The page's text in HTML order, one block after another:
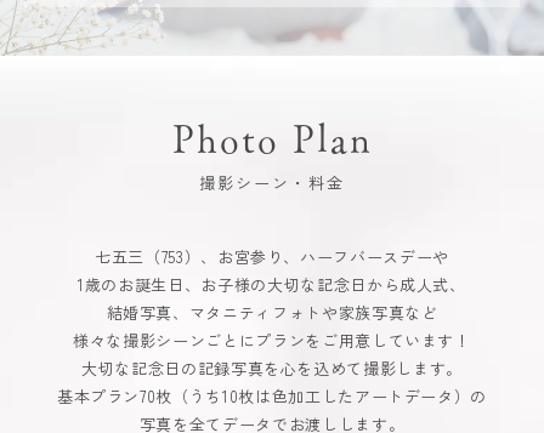
Photo Plan
撮影シーン・料金
七五三（753）、お宮参り、ハーフバースデーや
1歳のお誕生日、お子様の大切な記念日から成人式、
結婚写真、マタニティフォトや家族写真など
様々な撮影シーンごとにプランをご用意しています！
大切な記念日の記録写真を心を込めて撮影します。
基本プラン70枚（うち10枚は色加工したアートデータ）の
写真を全てデータでお渡しします。